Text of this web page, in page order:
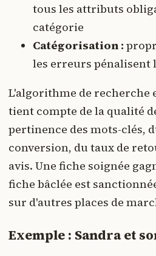
tous les attributs
catégorie
Catégorisation :
les erreurs pénalisent
L'algorithme de recherche
tient compte de la qualité
pertinence des mots-clés,
conversion, du taux de
avis. Une fiche soignée
fiche bâclée est
sur d'autres places de
Exemple : Sandra et